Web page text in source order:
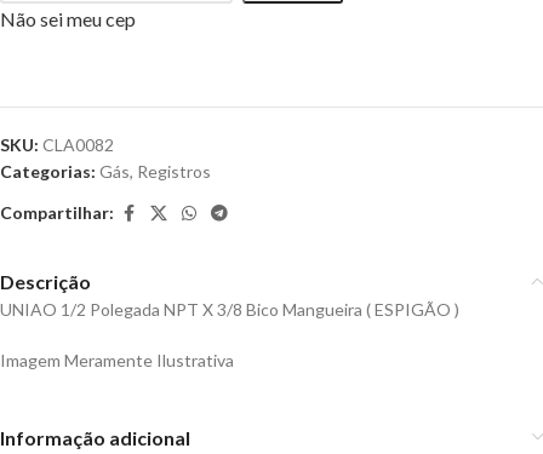
Não sei meu cep
SKU: CLA0082
Categorias: Gás, Registros
Compartilhar:
Descrição
UNIAO 1/2 Polegada NPT X 3/8 Bico Mangueira ( ESPIGÃO )
Imagem Meramente Ilustrativa
Informação adicional